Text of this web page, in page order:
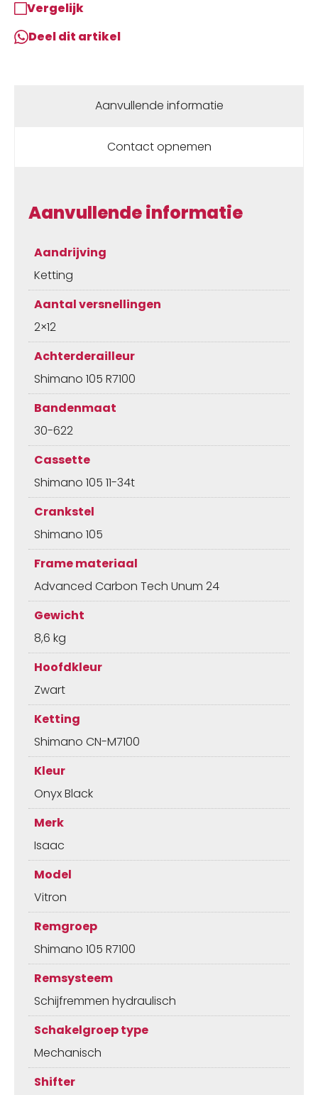
Vergelijk
Deel dit artikel
Aanvullende informatie
Contact opnemen
Aanvullende informatie
Aandrijving
Ketting
Aantal versnellingen
2×12
Achterderailleur
Shimano 105 R7100
Bandenmaat
30-622
Cassette
Shimano 105 11-34t
Crankstel
Shimano 105
Frame materiaal
Advanced Carbon Tech Unum 24
Gewicht
8,6 kg
Hoofdkleur
Zwart
Ketting
Shimano CN-M7100
Kleur
Onyx Black
Merk
Isaac
Model
Vitron
Remgroep
Shimano 105 R7100
Remsysteem
Schijfremmen hydraulisch
Schakelgroep type
Mechanisch
Shifter